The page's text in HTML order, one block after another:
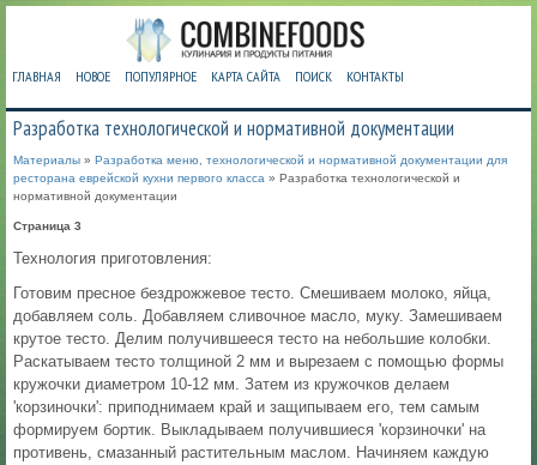
ГЛАВНАЯ НОВОЕ ПОПУЛЯРНОЕ КАРТА САЙТА ПОИСК КОНТАКТЫ
Разработка технологической и нормативной документации
Материалы » Разработка меню, технологической и нормативной документации для
ресторана еврейской кухни первого класса » Разработка технологической и
нормативной документации
Страница 3
Технология приготовления:
Готовим пресное бездрожжевое тесто. Смешиваем молоко, яйца,
добавляем соль. Добавляем сливочное масло, муку. Замешиваем
крутое тесто. Делим получившееся тесто на небольшие колобки.
Раскатываем тесто толщиной 2 мм и вырезаем с помощью формы
кружочки диаметром 10-12 мм. Затем из кружочков делаем
'корзиночки': приподнимаем край и защипываем его, тем самым
формируем бортик. Выкладываем получившиеся 'корзиночки' на
противень, смазанный растительным маслом. Начиняем каждую